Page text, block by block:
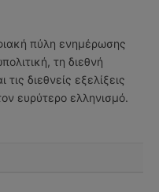
πύλη ενημέρωσης
τη διεθνή
διεθνείς εξελίξεις
ευρύτερο ελληνισμό.